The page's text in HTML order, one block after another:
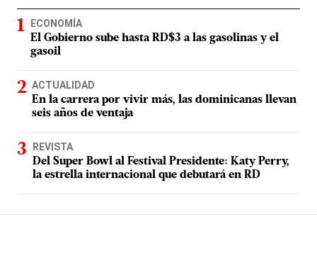
ECONOMÍA
El Gobierno sube hasta RD$3 a las gasolinas y el
gasoil
ACTUALIDAD
En la carrera por vivir más, las dominicanas llevan
seis años de ventaja
REVISTA
Del Super Bowl al Festival Presidente: Katy Perry,
la estrella internacional que debutará en RD